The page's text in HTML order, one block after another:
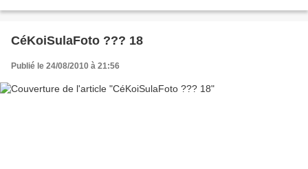
CéKoiSulaFoto ??? 18
Publié le 24/08/2010 à 21:56